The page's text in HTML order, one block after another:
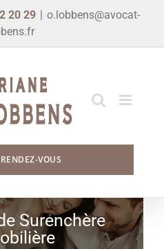
20 29 | o.lobbens@avocat-
VOUS
Surenchère